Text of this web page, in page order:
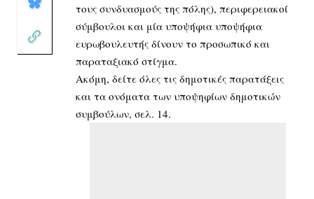
τους συνδυασμούς της πόλης), περιφερειακοί
σύμβουλοι και μία υποψήφια υποψήφια
ευρωβουλευτής δίνουν το προσωπικό και
παραταξιακό στίγμα.
Ακόμη, δείτε όλες τις δημοτικές παρατάξεις
και τα ονόματα των υποψηφίων δημοτικών
συμβούλων, σελ. 14.